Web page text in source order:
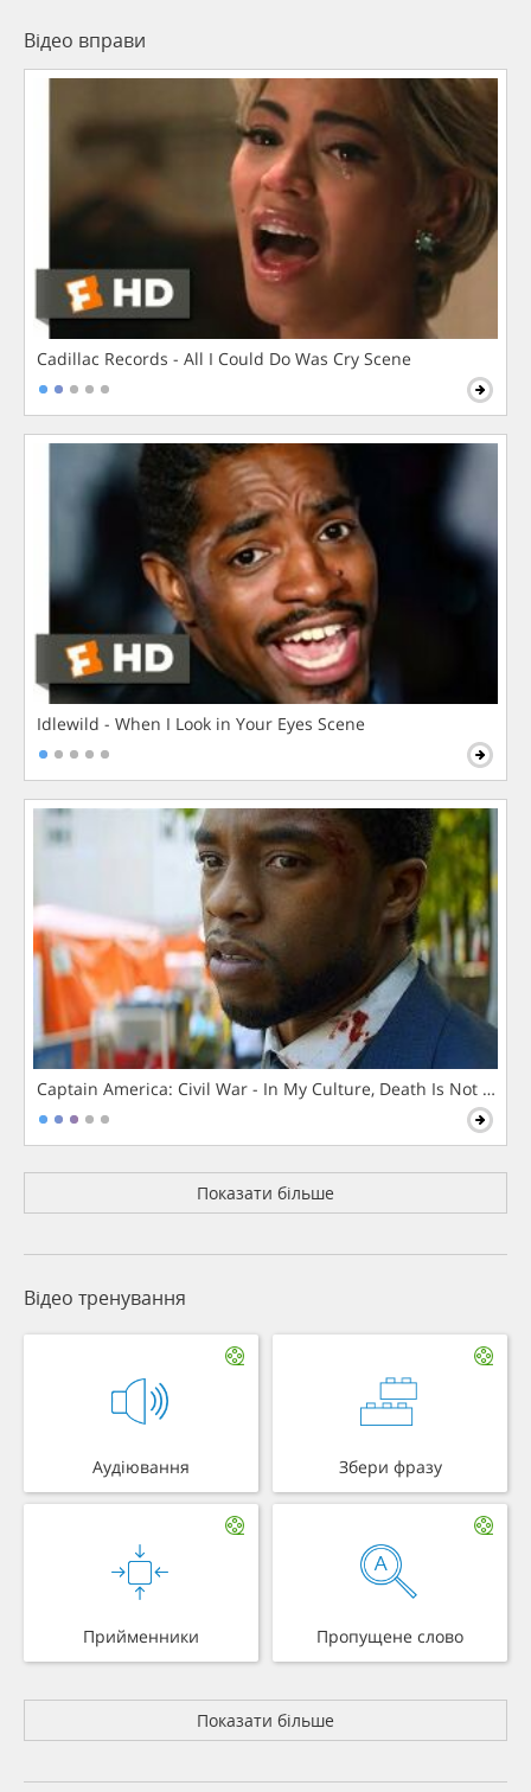
Відео вправи
Cadillac Records - All I Could Do Was Cry Scene
Idlewild - When I Look in Your Eyes Scene
Captain America: Civil War - In My Culture, Death Is Not The
Показати більше
Відео тренування
Аудіювання Збери фразу
Прийменники Пропущене слово
Показати більше